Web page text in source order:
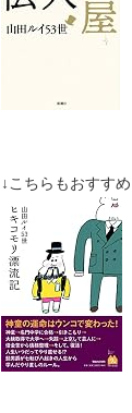
↓こちらもおすすめ